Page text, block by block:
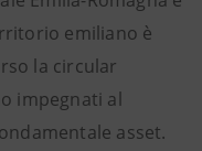
emiliano è
la circular
impegnati al
asset.